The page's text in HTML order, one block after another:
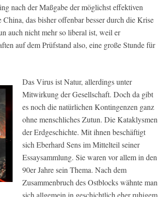
nach der Maßgabe der möglichst effektiven
das bisher offenbar besser durch die Krise
auch nicht mehr so liberal ist, weil er
auf dem Prüfstand also, eine große Stunde für
Das Virus ist Natur, allerdings unter
Mitwirkung der Gesellschaft. Doch da gibt
es noch die natürlichen Kontingenzen ganz
ohne menschliches Zutun. Die Kataklysmen
der Erdgeschichte. Mit ihnen beschäftigt
sich Eberhard Sens im Mittelteil seiner
Essaysammlung. Sie waren vor allem in den
90er Jahre sein Thema. Nach dem
Zusammenbruch des Ostblocks wähnte man
sich allgemein in geschichtlich eher ruhigem